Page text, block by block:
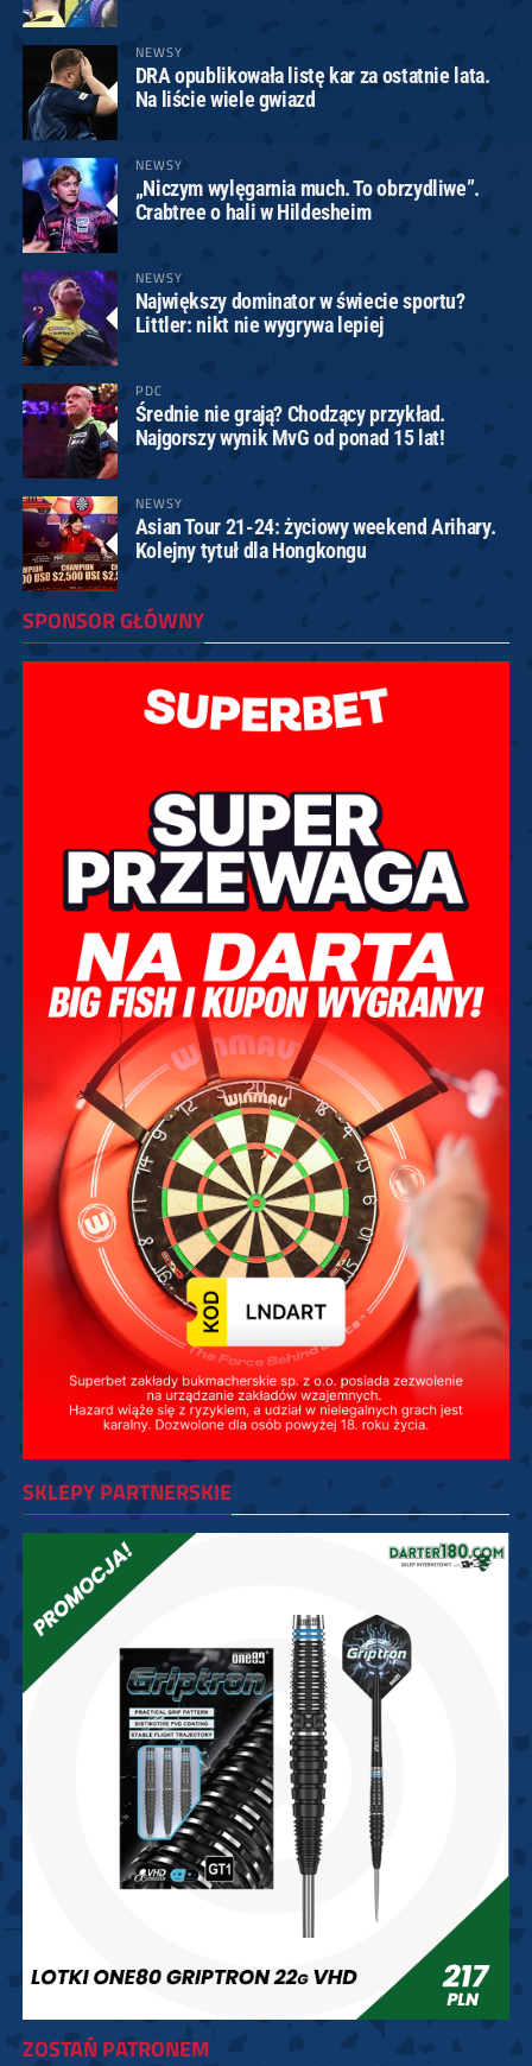
NEWSY
DRA opublikowała listę kar za ostatnie lata.
Na liście wiele gwiazd
NEWSY
„Niczym wylęgarnia much. To obrzydliwe”.
Crabtree o hali w Hildesheim
NEWSY
Największy dominator w świecie sportu?
Littler: nikt nie wygrywa lepiej
PDC
Średnie nie grają? Chodzący przykład.
Najgorszy wynik MvG od ponad 15 lat!
NEWSY
Asian Tour 21-24: życiowy weekend Arihary.
Kolejny tytuł dla Hongkongu
SPONSOR GŁÓWNY
SKLEPY PARTNERSKIE
ZOSTAŃ PATRONEM